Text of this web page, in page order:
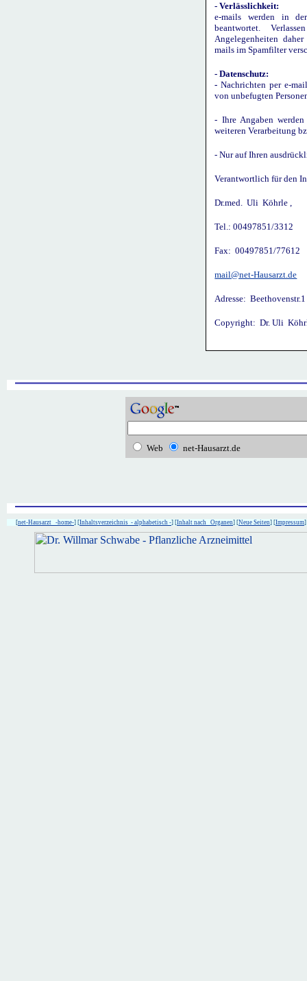
- Verlässlichkeit:
e-mails werden in
beantwortet.
Angelegenheiten
mails im Spamfilter
- Datenschutz:
-Nachrichten per e-
von unbefugten
- Ihre Angaben
weiteren Verarbeitung
- Nur auf Ihren
Verantwortlich für den
Dr.med. Uli Köhrle ,
Tel.: 00497851/3312
Fax: 00497851/77612
mail@net-Hausarzt.de
Adresse:
Copyright: Dr. Uli
Web net-Hausarzt.de
[net-Hausarzt -home-] [Inhaltsverzeichnis - alphabetisch -] [Inhalt nach Organen] [Neue Seiten] [Impressum]